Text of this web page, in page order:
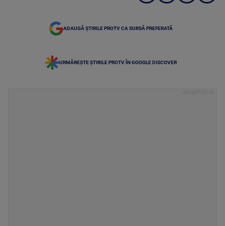
ADAUGĂ ȘTIRILE PROTV CA SURSĂ PREFERATĂ
URMĂREȘTE ȘTIRILE PROTV ÎN GOOGLE DISCOVER